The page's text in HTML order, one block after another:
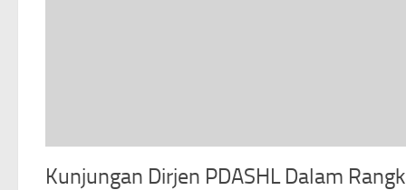
Kunjungan Dirjen PDASHL Dalam